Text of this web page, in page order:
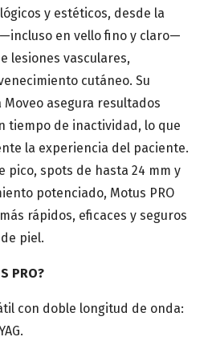
y estéticos, desde la
en vello fino y claro—
lesiones vasculares,
cutáneo. Su
asegura resultados
tiempo de inactividad, lo que
la experiencia del paciente.
pico, spots de hasta 24 mm y
potenciado, Motus PRO
rápidos, eficaces y seguros
piel.
PRO?
con doble longitud de onda: